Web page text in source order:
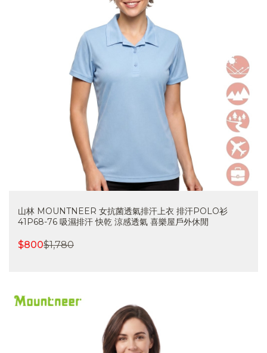
山林 MOUNTNEER 女抗菌透氣排汗上衣 排汗POLO衫
41P68-76 吸濕排汗 快乾 涼感透氣 喜樂屋戶外休閒
$800$1,780